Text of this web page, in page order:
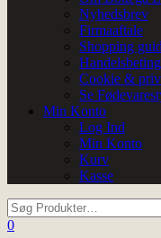
Nyhedsbrev
Firmaaftale
Shopping
Cookie &
Se
Min Konto
Log Ind
Min Konto
Kurv
Kasse
0